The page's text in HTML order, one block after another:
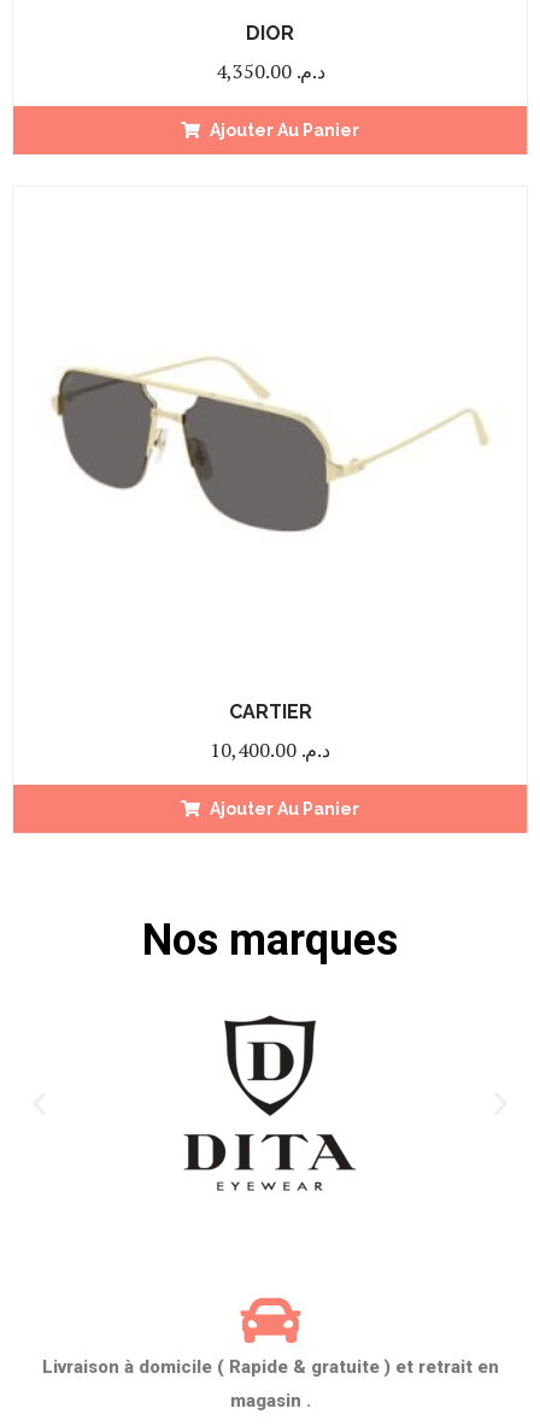
DIOR
د.م. 4,350.00
Ajouter Au Panier
CARTIER
د.م.
Ajouter Au Panier
Nos marques
Livraison à domicile ( Rapide & gratuite ) et retrait en
magasin .